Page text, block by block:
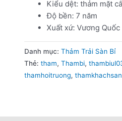
Kiểu dệt: thảm mặt
Độ bền: 7 năm
Xuất xứ: Vương Quốc
Danh mục:Thảm Trải Sàn Bỉ
Thẻ:tham,Thambi,
thamhoitruong,thamkhachsan